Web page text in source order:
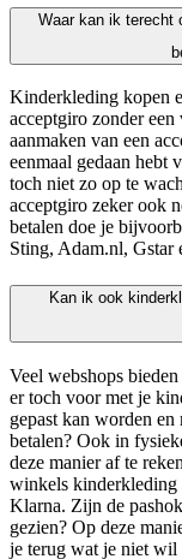
Waar kan ik terecht
Kinderkleding kopen
acceptgiro zonder
aanmaken van een
eenmaal gedaan hebt
toch niet zo op te
acceptgiro zeker ook
betalen doe je
Sting, Adam.nl, Gstar
Kan ik ook
Veel webshops
er toch voor met je
gepast kan worden
betalen? Ook in
deze manier af te
winkels kinderkleding
Klarna. Zijn de
gezien? Op deze
je terug wat je niet wil